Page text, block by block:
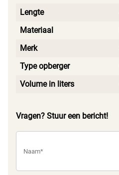
Lengte
Materiaal
Merk
Type opberger
Volume in liters
Vragen? Stuur een bericht!